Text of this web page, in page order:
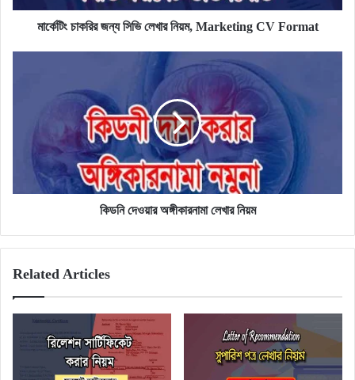
Format
মার্কেটিং চাকরির জন্য সিভি লেখার নিয়ম, Marketing CV Format
কিডনি দেওয়ার অঙ্গীকারনামা লেখার নিয়ম
Related Articles